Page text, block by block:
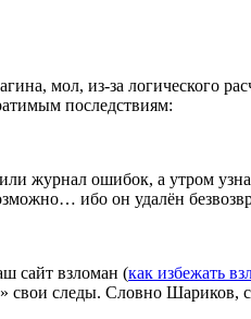
мол, из-за логического
последствиям:
журнал ошибок, а утром
ибо он удалён
сайт взломан (как избежать
свои следы. Словно